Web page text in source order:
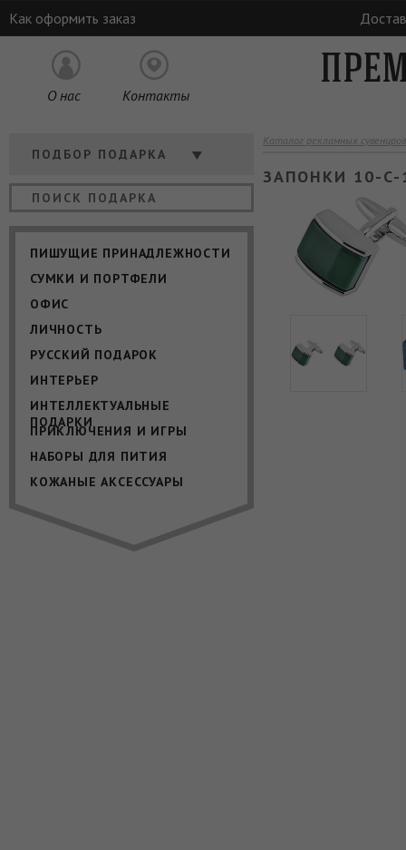
Как оформить заказ
О нас Контакты
ПОДБОР ПОДАРКА Кому
Отрасль Цена
ПИШУЩИЕ ПРИНАДЛЕЖНОСТИ
СУМКИ И ПОРТФЕЛИ
ОФИС
ЛИЧНОСТЬ
РУССКИЙ ПОДАРОК
ИНТЕРЬЕР
ИНТЕЛЛЕКТУАЛЬНЫЕ
ПОДАРКИ
ПРИКЛЮЧЕНИЯ И ИГРЫ
НАБОРЫ ДЛЯ ПИТИЯ
КОЖАНЫЕ АКСЕССУАРЫ
Каталог рекламных сувениров
ЗАПОНКИ 10-C-